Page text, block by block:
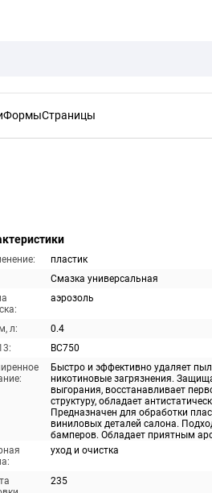
ФормыСтраницы
пластик
Смазка универсальная
аэрозоль
л:
0.4
BC750
Быстро и эффективно удаляет
никотиновые загрязнения.
выгорания, восстанавливает
структуру, обладает
Предназначен для обработки
виниловых деталей салона.
бамперов. Обладает приятным
уход и очистка
235